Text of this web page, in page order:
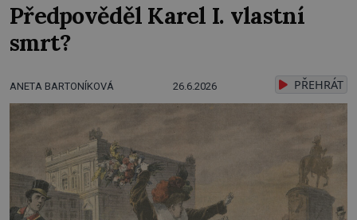
Předpověděl Karel I. vlastní
smrt?
ANETA BARTONÍKOVÁ 26.6.2026 PŘEHRÁT